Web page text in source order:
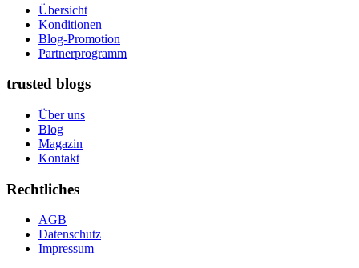
Übersicht
Konditionen
Blog-Promotion
Partnerprogramm
trusted blogs
Über uns
Blog
Magazin
Kontakt
Rechtliches
AGB
Datenschutz
Impressum